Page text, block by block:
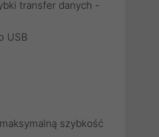
transfer danych -
USB
szybkość